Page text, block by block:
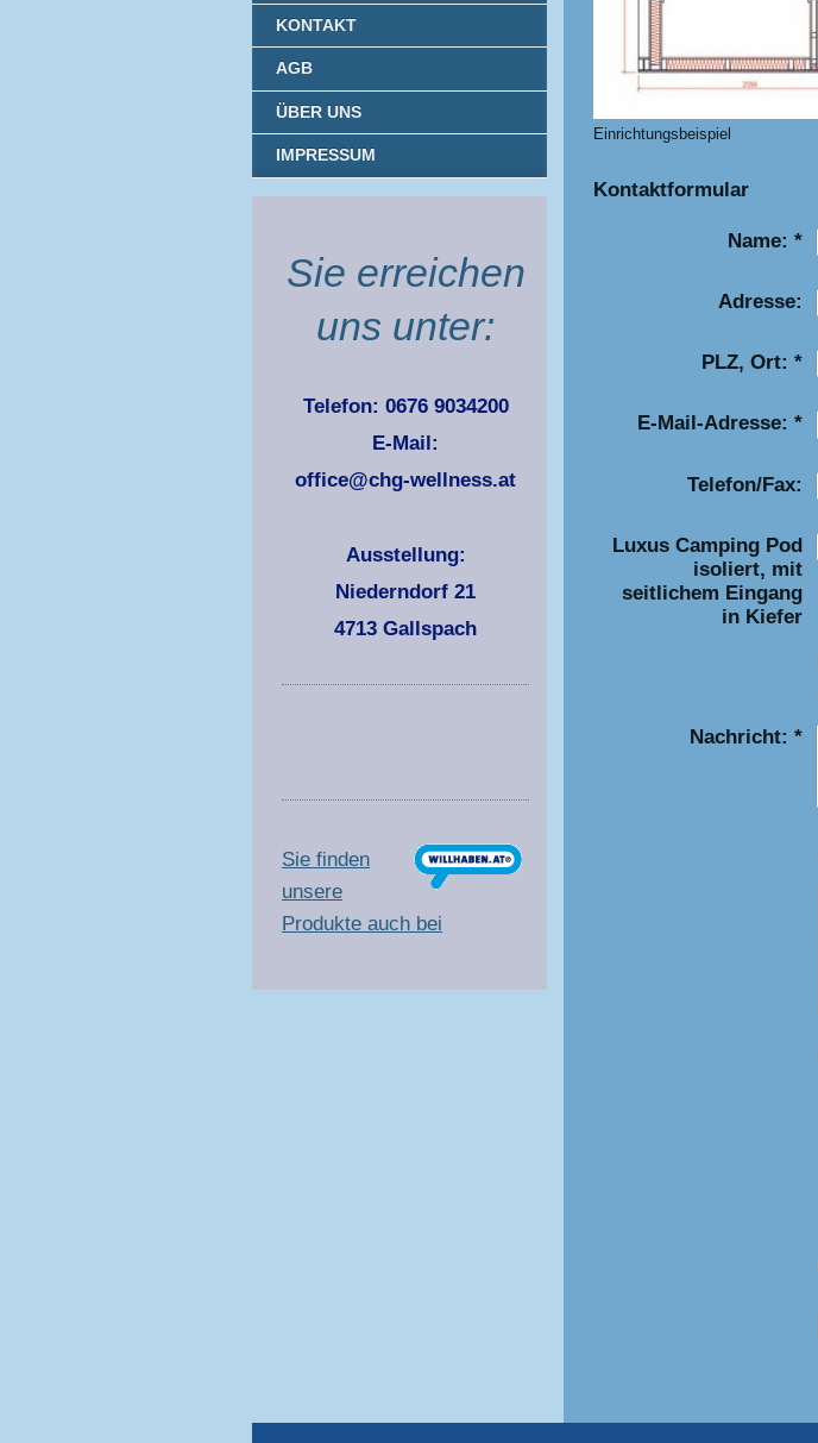
Einrichtungsbeispiel
Kontaktformular
Name: *
Adresse:
PLZ, Ort: *
E-Mail-Adresse: *
Telefon/Fax:
Luxus Camping Pod
isoliert, mit
seitlichem Eingang
in Kiefer
Nachricht: *
KONTAKT
AGB
ÜBER UNS
IMPRESSUM
Sie erreichen
uns unter:
Telefon: 0676 9034200
E-Mail:
office@chg-wellness.at
Ausstellung:
Niederndorf 21
4713 Gallspach
Sie finden
unsere
Produkte auch bei